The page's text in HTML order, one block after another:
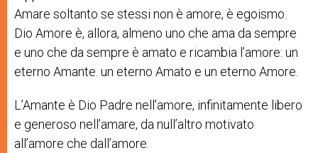
Amare soltanto se stessi non è amore, è egoismo.
Dio Amore è, allora, almeno uno che ama da sempre
e uno che da sempre è amato e ricambia ’amore: un
eterno Amante. un eterno Amato e un eterno Amore.
L’Amante è Dio Padre nell’amore, infinitamente libero
e generoso nell’amare, da null’altro motivato
all’amore che dall’amore.